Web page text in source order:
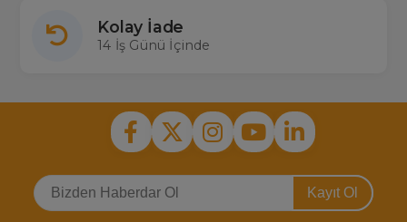
Kolay İade
14 İş Günü İçinde
Kayıt Ol